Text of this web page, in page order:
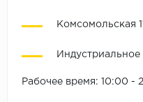
Рабочее время: 10:00 -